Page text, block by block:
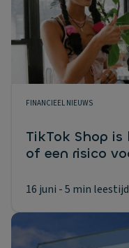
FINANCIEEL NIEUWS
TikTok Shop
of een risico
16 juni - 5 min leestijd